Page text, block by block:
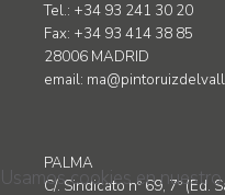
Tel.: +34 93 241 30 20
Fax: +34 93 414 38 85
28006 MADRID
email:
PALMA
C/. Sindicato nº 69, 7º (Ed.
Usamos cookies en